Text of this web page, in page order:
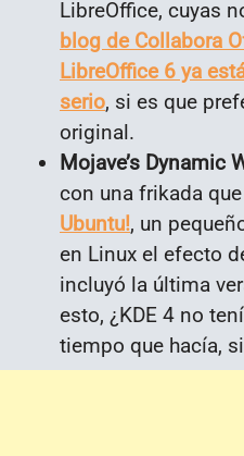
LibreOffice, cuyas
blog de Collabora
LibreOffice 6 ya
serio, si es que
original.
Mojave’s Dynamic
con una frikada
Ubuntu!, un
en Linux el efecto
incluyó la última
esto, ¿KDE 4 no
tiempo que hacía,